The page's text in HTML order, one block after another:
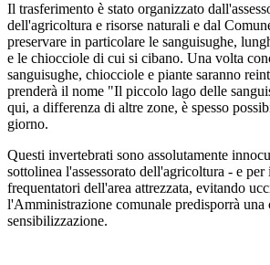
Il trasferimento è stato organizzato
dell'agricoltura e risorse naturali e dal
preservare in particolare le sanguisughe,
e le chiocciole di cui si cibano. Una volta
sanguisughe, chiocciole e piante saranno
prenderà il nome "Il piccolo lago delle
qui, a differenza di altre zone, è spesso
giorno.
Questi invertebrati sono assolutamente
sottolinea l'assessorato dell'agricoltura - e
frequentatori dell'area attrezzata, evitando
l'Amministrazione comunale predisporrà una
sensibilizzazione.